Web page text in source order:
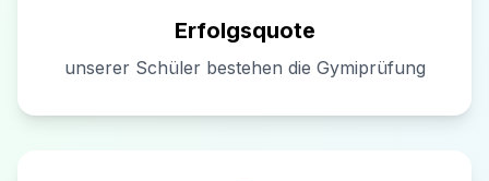
Erfolgsquote
unserer Schüler bestehen die Gymiprüfung